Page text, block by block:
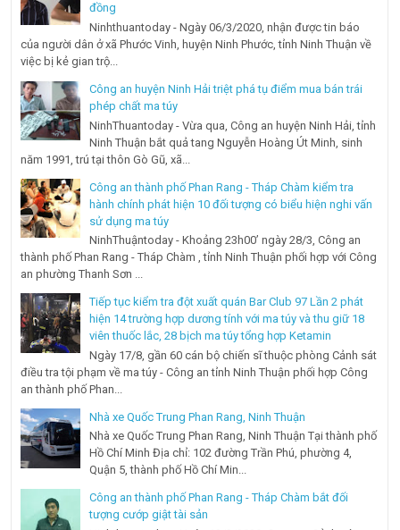
đồng
Ninhthuantoday - Ngày 06/3/2020, nhận được tin báo
của người dân ở xã Phước Vinh, huyện Ninh Phước, tỉnh Ninh Thuận về
việc bị kẻ gian trộ...
Công an huyện Ninh Hải triệt phá tụ điểm mua bán trái
phép chất ma túy
NinhThuantoday - Vừa qua, Công an huyện Ninh Hải, tỉnh
Ninh Thuận bắt quả tang Nguyễn Hoàng Út Minh, sinh
năm 1991, trú tại thôn Gò Gũ, xã...
Công an thành phố Phan Rang - Tháp Chàm kiểm tra
hành chính phát hiện 10 đối tượng có biểu hiện nghi vấn
sử dụng ma túy
NinhThuậntoday - Khoảng 23h00’ ngày 28/3, Công an
thành phố Phan Rang - Tháp Chàm , tỉnh Ninh Thuận phối hợp với Công
an phường Thanh Sơn ...
Tiếp tục kiểm tra đột xuất quán Bar Club 97 Lần 2 phát
hiện 14 trường hợp dương tính với ma túy và thu giữ 18
viên thuốc lắc, 28 bịch ma túy tổng hợp Ketamin
Ngày 17/8, gần 60 cán bộ chiến sĩ thuộc phòng Cảnh sát
điều tra tội phạm về ma túy - Công an tỉnh Ninh Thuận phối hợp Công
an thành phố Phan...
Nhà xe Quốc Trung Phan Rang, Ninh Thuận
Nhà xe Quốc Trung Phan Rang, Ninh Thuận Tại thành phố
Hồ Chí Minh Địa chỉ: 102 đường Trần Phú, phường 4,
Quận 5, thành phố Hồ Chí Min...
Công an thành phố Phan Rang - Tháp Chàm bắt đối
tượng cướp giật tài sản